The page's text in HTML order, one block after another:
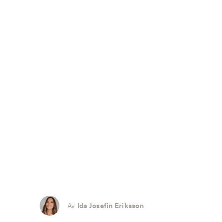
Av Ida Josefin Eriksson